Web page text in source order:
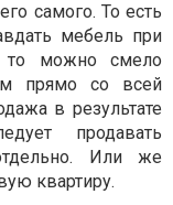
самого. То есть
мебель при
то можно смело
прямо со всей
в результате
продавать
Или же
квартиру.